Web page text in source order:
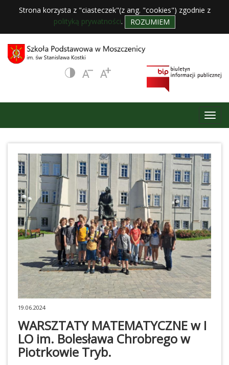
Strona korzysta z "ciasteczek"(z ang. "cookies") zgodnie z
polityką prywatności. ROZUMIEM
19.06.2024
WARSZTATY MATEMATYCZNE w I
LO im. Bolesława Chrobrego w
Piotrkowie Tryb.